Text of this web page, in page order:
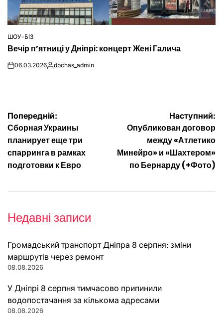
ОПУБЛІКУВАТИ
У
ШОУ-БІЗ
Вечір п’ятниці у Дніпрі: концерт Жені Галича
on06.03.2026Опубліковано
dpchas_admin
Навігація
записів
Попередній:
Сборная Украины
планирует еще три
спарринга в рамках
подготовки к Евро
Наступний:
Опубликован договор
между «Атлетико
Минейро» и «Шахтером»
по Бернарду (+Фото)
Недавні записи
Громадський транспорт Дніпра 8 серпня: зміни
маршрутів через ремонт
08.08.2026
У Дніпрі 8 серпня тимчасово припинили
водопостачання за кількома адресами
08.08.2026